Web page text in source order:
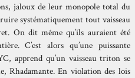
jaloux de leur monopole total du
systématiquement tout vaisseau
On dit même qu’ils auraient été
C’est alors qu’une puissante
apprend qu’un vaisseau triton se
Rhadamante. En violation des lois